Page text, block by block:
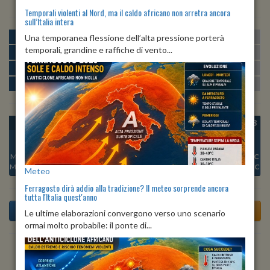
MATTINA min:21º max:25º U:
POMERIGGIO min:27º max:30º
SERA min:26º max:32º U:70% 78%
NOTTE min: 22º max:24º U:82%
OGGI
Min:
25°C
Max:33°C
SAB 08
Min:
Max:30°C
DOM 09
Min:26°C
Max:32°C
LUN 10
Min:
27°C
Max:33°C
MAR 11
Max:33°C
MER 12
Min:26°C
Max:32°C
GIO 13
26°C
Max:31°C
Previsioni del Tempo a Tortona di dopodomani
Temporali violenti al Nord, ma il caldo africano non arretra ancora
sull’Italia intera
Una temporanea flessione dell’alta pressione porterà
temporali, grandine e raffiche di vento...
Meteo
Ferragosto dirà addio alla tradizione? Il meteo sorprende ancora
tutta l'Italia quest'anno
Le ultime elaborazioni convergono verso uno scenario
ormai molto probabile: il ponte di...